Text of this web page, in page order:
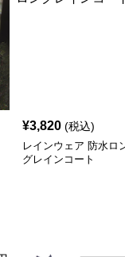
¥3,820 (税込)
レインウェア 防水ロ
グレインコート